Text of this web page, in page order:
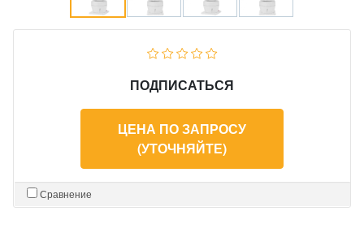
ПОДПИСАТЬСЯ
ЦЕНА ПО ЗАПРОСУ
(УТОЧНЯЙТЕ)
Сравнение